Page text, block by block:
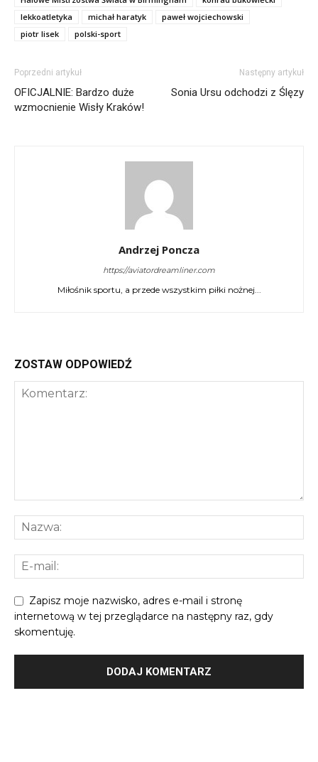
lekkoatletyka
michał haratyk
paweł wojciechowski
piotr lisek
polski-sport
Poprzedni artykuł
OFICJALNIE: Bardzo duże
wzmocnienie Wisły Kraków!
Następny artykuł
Sonia Ursu odchodzi z Ślęzy
Andrzej Poncza
https://aviatordreamliner.com
Miłośnik sportu, a przede wszystkim piłki nożnej...
ZOSTAW ODPOWIEDŹ
Zapisz moje nazwisko, adres e-mail i stronę
internetową w tej przeglądarce na następny raz, gdy
skomentuję.